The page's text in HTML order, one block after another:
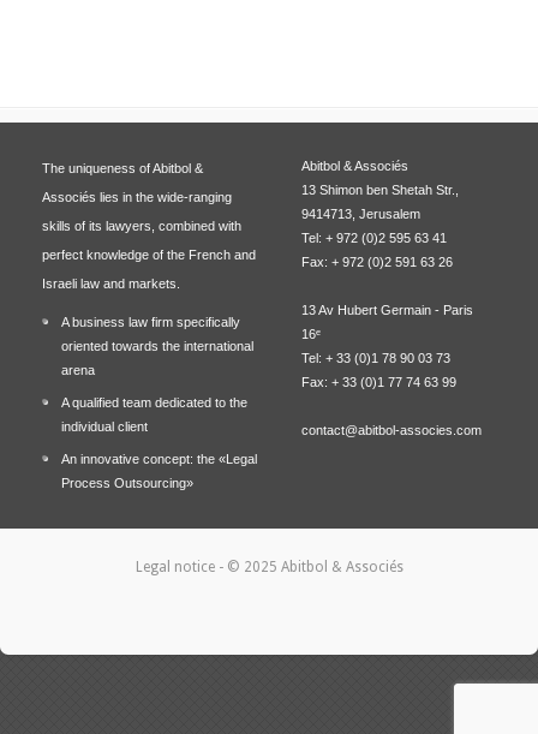
The uniqueness of Abitbol &
Associés lies in the wide-ranging
skills of its lawyers, combined with
perfect knowledge of the French and
Israeli law and markets.
A business law firm specifically
oriented towards the international
arena
A qualified team dedicated to the
individual client
An innovative concept: the «Legal
Process Outsourcing»
Abitbol & Associés
13 Shimon ben Shetah Str.,
9414713, Jerusalem
Tel: + 972 (0)2 595 63 41
Fax: + 972 (0)2 591 63 26
13 Av Hubert Germain - Paris
16ᵉ
Tel: + 33 (0)1 78 90 03 73
Fax: + 33 (0)1 77 74 63 99
contact@abitbol-associes.com
Legal notice - © 2025 Abitbol & Associés